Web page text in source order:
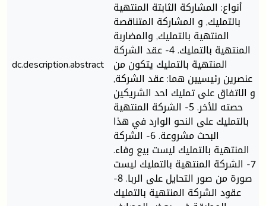
dc.description.abstract
أنواع: المشاركة الثابتة المنتهية
بالتمليك, و المشاركة المتناقصة
المنتهية بالتمليك, والمضاربة
المنتهية بالتمليك. 4- عقد الشركة
المنتهية بالتمليك يتكون من
عنصرين رئيسيين هما: عقد الشركة,
و الاتفاق على تمليك احد الشريكين
حصته للأخر. 5- الشركة المنتهية
بالتمليك على النحو الوارد في هذا
البحث مشروعة. 6- الشركة
المنتهية بالتمليك ليست بيع وفاء.
7- الشركة المنتهية بالتمليك ليست
صورة من صور التحايل على الربا. 8-
عقود الشركة المنتهية بالتمليك